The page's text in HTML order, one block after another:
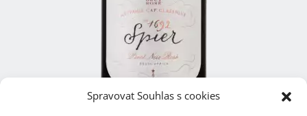
Spravovat Souhlas s cookies